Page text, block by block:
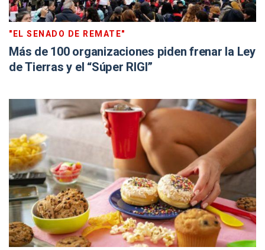
"EL SENADO DE REMATE"
Más de 100 organizaciones piden frenar la Ley
de Tierras y el “Súper RIGI”